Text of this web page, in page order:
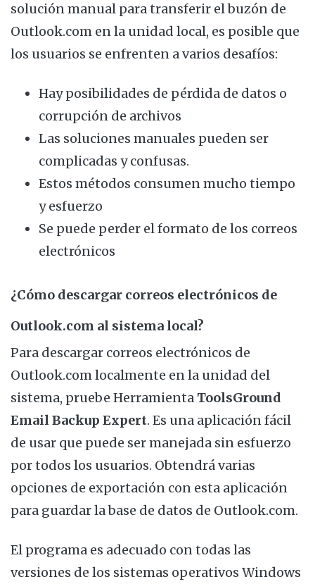
solución manual para transferir el buzón de
Outlook.com en la unidad local, es posible que
los usuarios se enfrenten a varios desafíos:
Hay posibilidades de pérdida de datos o
corrupción de archivos
Las soluciones manuales pueden ser
complicadas y confusas.
Estos métodos consumen mucho tiempo
y esfuerzo
Se puede perder el formato de los correos
electrónicos
¿Cómo descargar correos electrónicos de
Outlook.com al sistema local?
Para descargar correos electrónicos de
Outlook.com localmente en la unidad del
sistema, pruebe Herramienta ToolsGround
Email Backup Expert. Es una aplicación fácil
de usar que puede ser manejada sin esfuerzo
por todos los usuarios. Obtendrá varias
opciones de exportación con esta aplicación
para guardar la base de datos de Outlook.com.
El programa es adecuado con todas las
versiones de los sistemas operativos Windows